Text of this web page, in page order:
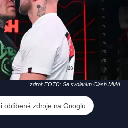
zdroj: FOTO: Se svolením Clash MMA
oblíbené zdroje na Googlu